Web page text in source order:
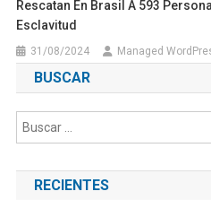
Rescatan En Brasil A 593
Esclavitud
31/08/2024 Managed
BUSCAR
RECIENTES